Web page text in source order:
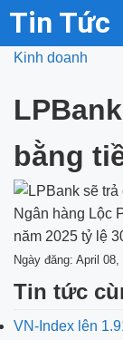
Tin Tức
Kinh doanh
bằng
Ngân hàng Lộc
năm 2025 tỷ lệ
Ngày đăng: April 08,
Tin tức
VN-Index lên